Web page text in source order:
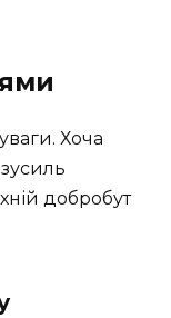
Хоча
добробут